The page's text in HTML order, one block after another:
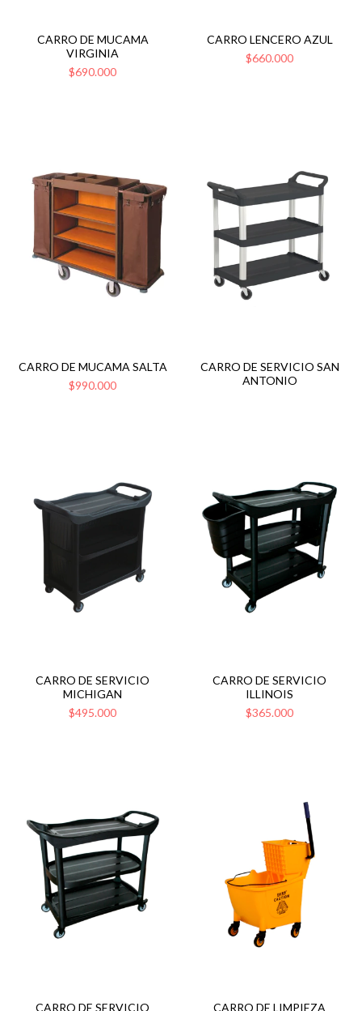
CARRO DE MUCAMA
VIRGINIA
$690.000
CARRO LENCERO AZUL
$660.000
CARRO DE MUCAMA SALTA
$990.000
CARRO DE SERVICIO SAN
ANTONIO
CARRO DE SERVICIO
MICHIGAN
$495.000
CARRO DE SERVICIO
ILLINOIS
$365.000
CARRO DE SERVICIO CARRO DE LIMPIEZA